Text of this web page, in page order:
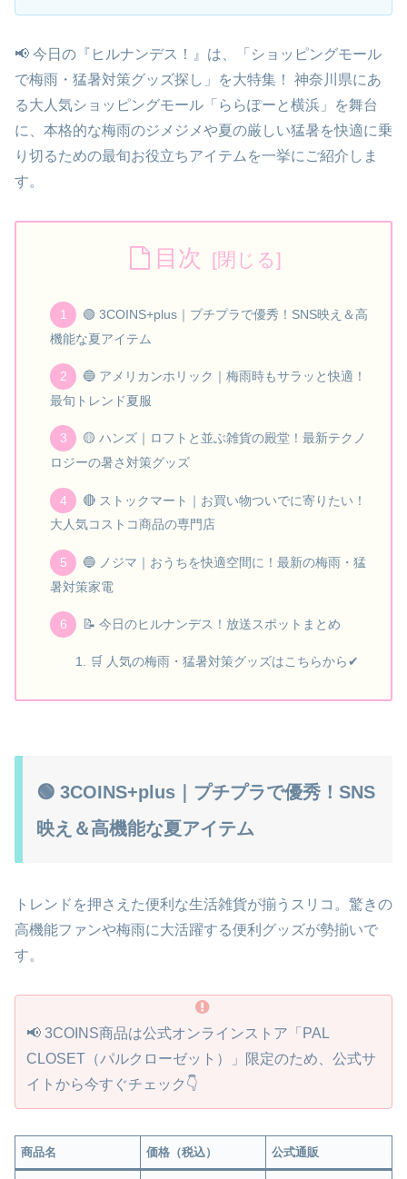
📢 今日の『ヒルナンデス！』は、「ショッピングモール
で梅雨・猛暑対策グッズ探し」を大特集！ 神奈川県にあ
る大人気ショッピングモール「ららぽーと横浜」を舞台
に、本格的な梅雨のジメジメや夏の厳しい猛暑を快適に乗
り切るための最旬お役立ちアイテムを一挙にご紹介しま
す。
目次
🟢 3COINS+plus｜プチプラで優秀！SNS映え＆高
機能な夏アイテム
🔵 アメリカンホリック｜梅雨時もサラッと快適！
最旬トレンド夏服
🟡 ハンズ｜ロフトと並ぶ雑貨の殿堂！最新テクノ
ロジーの暑さ対策グッズ
🔴 ストックマート｜お買い物ついでに寄りたい！
大人気コストコ商品の専門店
🔵 ノジマ｜おうちを快適空間に！最新の梅雨・猛
暑対策家電
📝 今日のヒルナンデス！放送スポットまとめ
🛒 人気の梅雨・猛暑対策グッズはこちらから✔
🟢 3COINS+plus｜プチプラで優秀！SNS
映え＆高機能な夏アイテム
トレンドを押さえた便利な生活雑貨が揃うスリコ。驚きの
高機能ファンや梅雨に大活躍する便利グッズが勢揃いで
す。
📢 3COINS商品は公式オンラインストア「PAL
CLOSET（パルクローゼット）」限定のため、公式サ
イトから今すぐチェック👇
商品名 価格（税込） 公式通販